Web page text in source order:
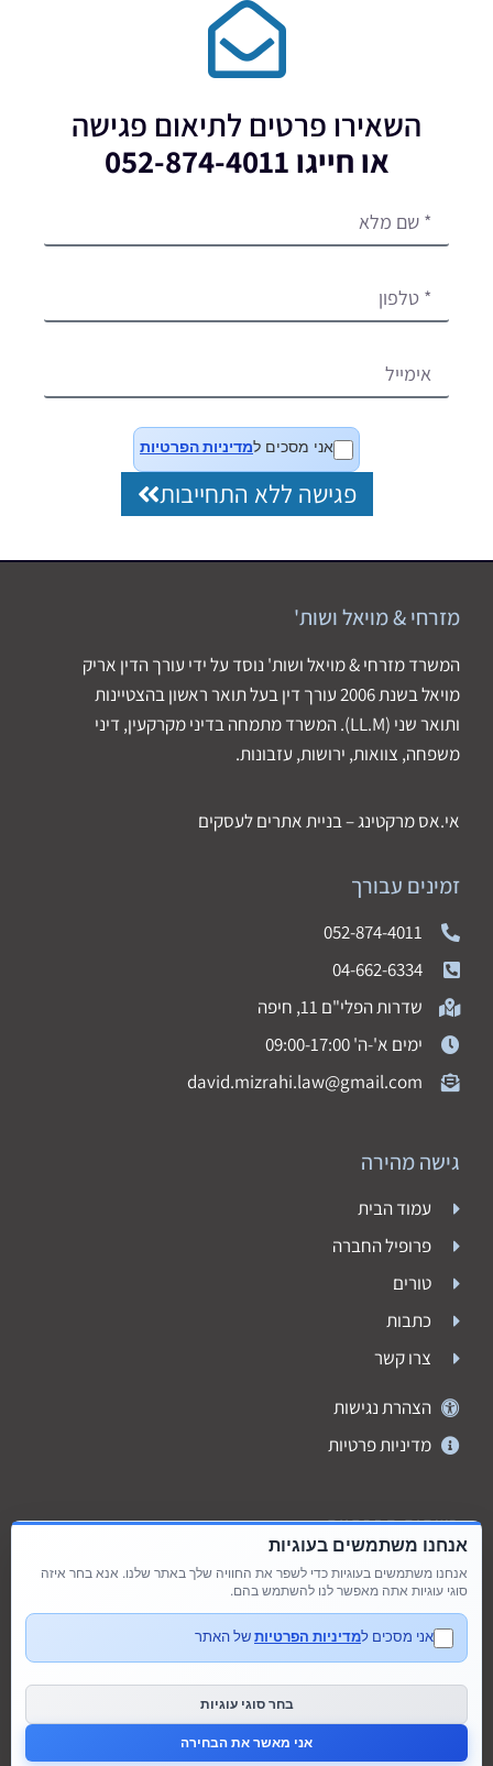
השאירו פרטים לתיאום פגישה
או חייגו 052-874-4011
אני מסכים למדיניות הפרטיות
פגישה ללא התחייבות
מזרחי & מויאל ושות'
המשרד מזרחי & מויאל ושות' נוסד על ידי עורך הדין אריק
מויאל בשנת 2006 עורך דין בעל תואר ראשון בהצטיינות
ותואר שני (LL.M). המשרד מתמחה בדיני מקרקעין, דיני
משפחה, צוואות, ירושות, עזבונות.
אי.אס מרקטינג – בניית אתרים לעסקים
זמינים עבורך
052-874-4011
04-662-6334
שדרות הפלי"ם 11, חיפה
ימים א'-ה' 09:00-17:00
david.mizrahi.law@gmail.com
גישה מהירה
עמוד הבית
פרופיל החברה
טורים
כתבות
צרו קשר
הצהרת נגישות
מדיניות פרטיות
רשתות חברתיות
אנחנו משתמשים בעוגיות
אנחנו משתמשים בעוגיות כדי לשפר את החוויה שלך באתר שלנו. אנא בחר איזה
סוגי עוגיות אתה מאפשר לנו להשתמש בהם.
אני מסכים למדיניות הפרטיותשל האתר
בחר סוגי עוגיות
אני מאשר את הבחירה